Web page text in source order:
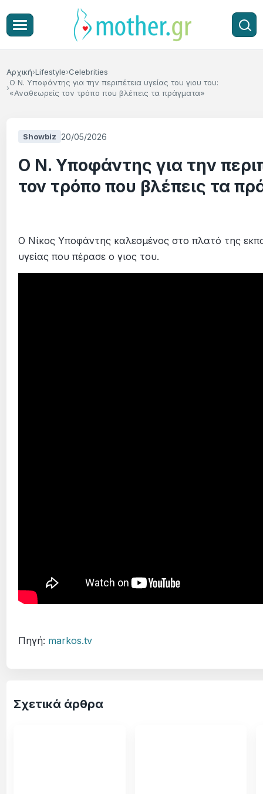
Αρχική Lifestyle Celebrities
Ο Ν. Υποφάντης για την περιπέτεια υγείας του γιου του:
«Αναθεωρείς τον τρόπο που βλέπεις τα πράγματα»
Showbiz 20/05/2026
Ο Ν. Υποφάντης για την
τον τρόπο που βλέπεις τα
Ο Νίκος Υποφάντης καλεσμένος στο πλατό της
υγείας που πέρασε ο γιος του.
Πηγή: markos.tv
Σχετικά άρθρα